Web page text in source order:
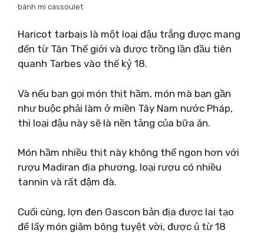
bánh mì cassoulet
Haricot tarbais là một loại đậu trắng được mang
đến từ Tân Thế giới và được trồng lần đầu tiên
quanh Tarbes vào thế kỷ 18.
Và nếu bạn gọi món thịt hầm, món mà bạn gần
như buộc phải làm ở miền Tây Nam nước Pháp,
thì loại đậu này sẽ là nền tảng của bữa ăn.
Món hầm nhiều thịt này không thể ngon hơn với
rượu Madiran địa phương, loại rượu có nhiều
tannin và rất đậm đà.
Cuối cùng, lợn đen Gascon bản địa được lai tạo
để lấy món giăm bông tuyệt vời, được ủ từ 18